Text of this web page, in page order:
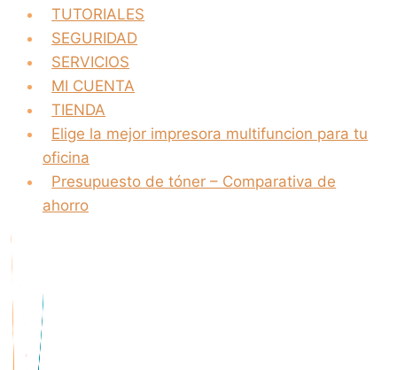
TUTORIALES
SEGURIDAD
SERVICIOS
MI CUENTA
TIENDA
Elige la mejor impresora multifuncion para tu
oficina
Presupuesto de tóner – Comparativa de
ahorro